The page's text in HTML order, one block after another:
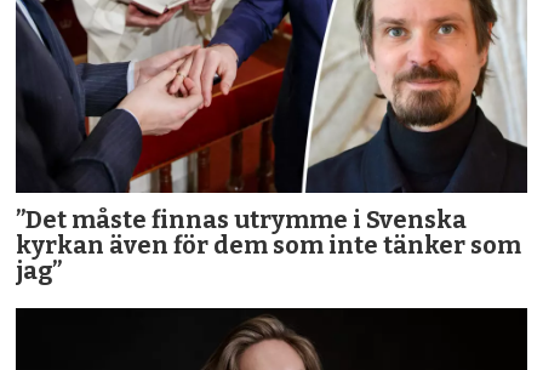
”Det måste finnas utrymme i Svenska
kyrkan även för dem som inte tänker som
jag”